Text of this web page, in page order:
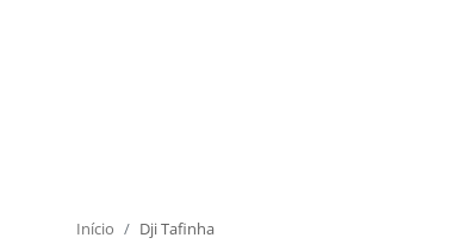
Início Dji Tafinha